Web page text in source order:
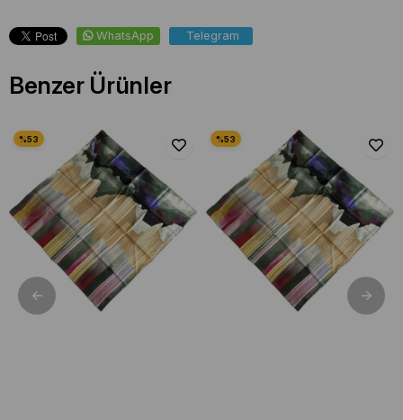
WhatsApp Telegram
Benzer Ürünler